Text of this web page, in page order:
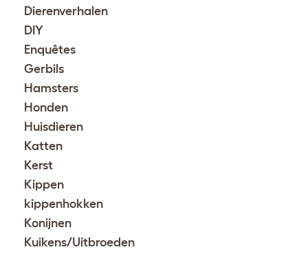
Dierenverhalen
DIY
Enquêtes
Gerbils
Hamsters
Honden
Huisdieren
Katten
Kerst
Kippen
kippenhokken
Konijnen
Kuikens/Uitbroeden